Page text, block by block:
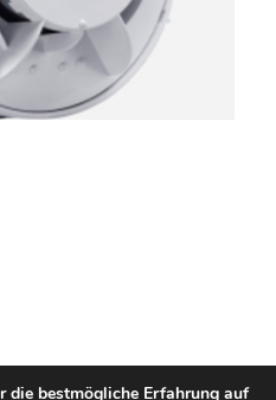
GmbH
die bestmögliche Erfahrung auf